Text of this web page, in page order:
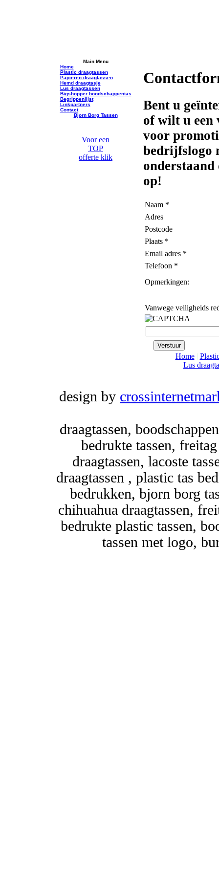
Main Menu
Home
Plastic draagtassen
Papieren draagtassen
Hemd draagtasje
Lus draagtassen
Bigshopper boodschappentas
Begrippenlijst
Linkpartners
Contact
Bjorn Borg Tassen
Voor een
TOP
offerte klik
Bent u
of wilt u een
voor
bedrijfslogo
op!
Naam *
Adres
Postcode
Plaats *
Email adres *
Telefoon *
Opmerkingen:
Vanwege veiligheids
Home|
Lus
design by
draagtassen,
bedrukte tassen,
draagtassen, lacoste
draagtassen , plastic tas
bedrukken, bjorn borg
chihuahua draagtassen,
bedrukte plastic tassen,
tassen met logo,